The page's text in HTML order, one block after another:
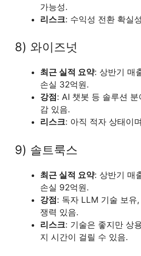
가능성.
리스크: 수익성 전환 확실
8) 와이즈넛
최근 실적 요약: 상반기 매
손실 32억원.
강점 : AI 챗봇 등 솔루션 분
감 있음.
리스크: 아직 적자 상태이
9) 솔트룩스
최근 실적 요약: 상반기 매
손실 92억원.
강점: 독자 LLM 기술 보유
쟁력 있음.
리스크: 기술은 좋지만 상
지 시간이 걸릴 수 있음.